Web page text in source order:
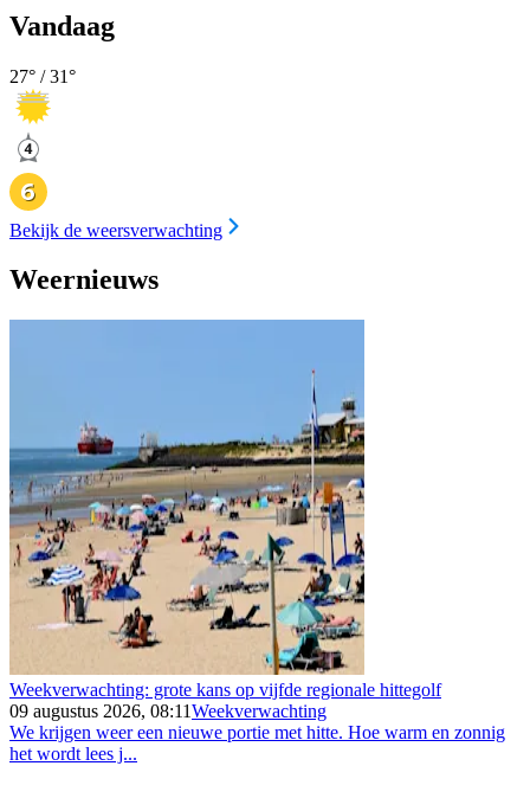
Vandaag
27° /31°
Bekijk de weersverwachting
Weernieuws
Weekverwachting: grote kans op vijfde regionale hittegolf
09 augustus 2026, 08:11Weekverwachting
We krijgen weer een nieuwe portie met hitte. Hoe warm en zonnig
het wordt lees j...